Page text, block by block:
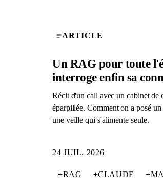
ARTICLE
Un RAG pour toute
interroge enfin sa
Récit d'un call avec un cabinet de
éparpillée. Comment on a posé
une veille qui s'alimente seule.
24 JUIL. 2026
+RAG +CLAUDE +